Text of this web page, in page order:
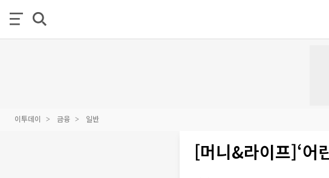
이투데이 금융 일반
[머니&라이프]‘어